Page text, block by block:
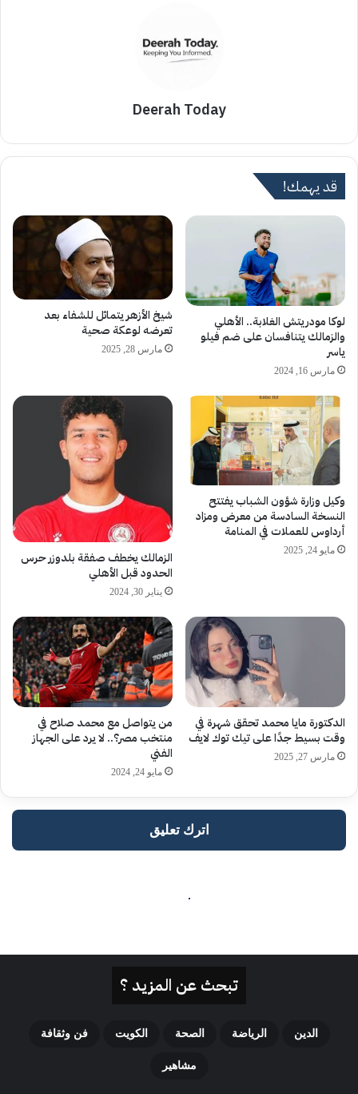
تبحث عن المزيد ؟
الدين الرياضة الصحة الكويت فن وثقافة
مشاهير